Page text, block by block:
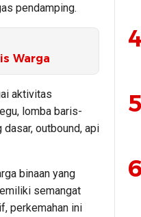
pendamping.
Warga
aktivitas
lomba baris-
outbound, api
binaan yang
semangat
perkemahan ini
4
5
6